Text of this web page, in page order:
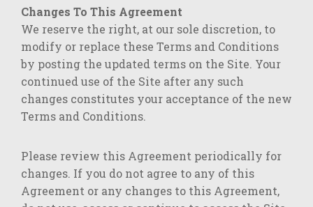
Changes To This Agreement
We reserve the right, at our sole discretion, to
modify or replace these Terms and Conditions
by posting the updated terms on the Site. Your
continued use of the Site after any such
changes constitutes your acceptance of the new
Terms and Conditions.
Please review this Agreement periodically for
changes. If you do not agree to any of this
Agreement or any changes to this Agreement,